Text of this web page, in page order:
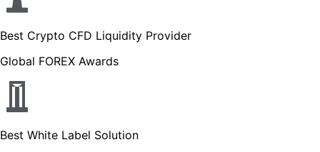
Best Crypto CFD Liquidity Provider
Global FOREX Awards
Best White Label Solution